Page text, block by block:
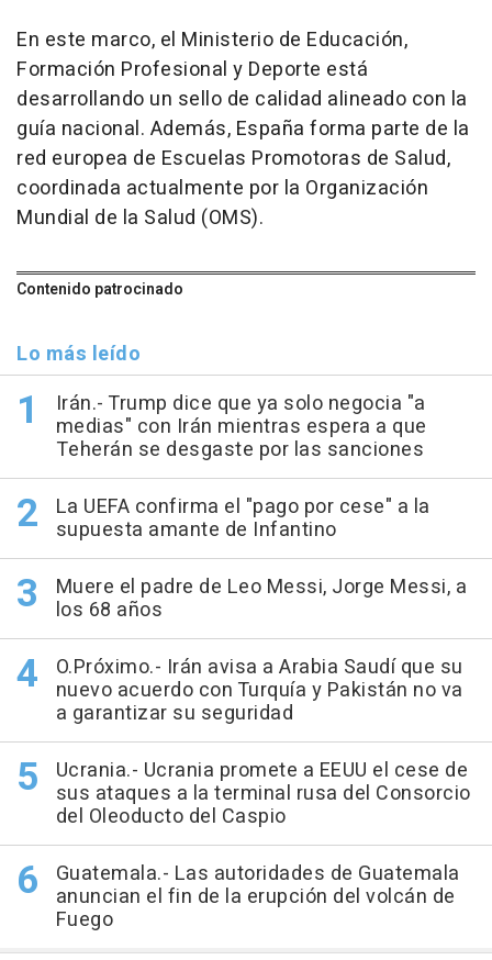
En este marco, el Ministerio de Educación,
Formación Profesional y Deporte está
desarrollando un sello de calidad alineado con la
guía nacional. Además, España forma parte de la
red europea de Escuelas Promotoras de Salud,
coordinada actualmente por la Organización
Mundial de la Salud (OMS).
Contenido patrocinado
Lo más leído
Irán.- Trump dice que ya solo negocia "a
medias" con Irán mientras espera a que
Teherán se desgaste por las sanciones
La UEFA confirma el "pago por cese" a la
supuesta amante de Infantino
Muere el padre de Leo Messi, Jorge Messi, a
los 68 años
O.Próximo.- Irán avisa a Arabia Saudí que su
nuevo acuerdo con Turquía y Pakistán no va
a garantizar su seguridad
Ucrania.- Ucrania promete a EEUU el cese de
sus ataques a la terminal rusa del Consorcio
del Oleoducto del Caspio
Guatemala.- Las autoridades de Guatemala
anuncian el fin de la erupción del volcán de
Fuego